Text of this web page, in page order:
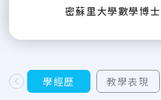
密蘇里大學數學博士
上一則學經歷 教學表現